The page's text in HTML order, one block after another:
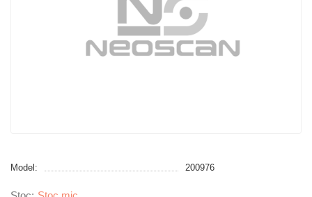
Model: 200976